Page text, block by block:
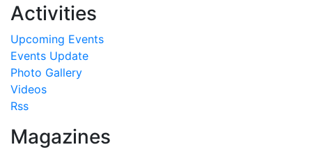
Activities
Upcoming Events
Events Update
Photo Gallery
Videos
Rss
Magazines